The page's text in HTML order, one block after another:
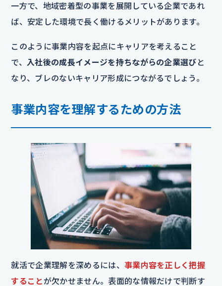
一方で、地域密着型の事業を展開している企業であれ
ば、安定した環境で長く働けるメリットがあります。
このように事業内容を起点にキャリアを考えること
で、 入社後の成長イメージを持ちながらの企業選び と
なり、ブレのないキャリア形成につながるでしょう。
事業内容を理解するための方法
就活で企業理解を深めるには、 事業内容を正しく把握
することが欠かせません。表面的な情報だけで判断す